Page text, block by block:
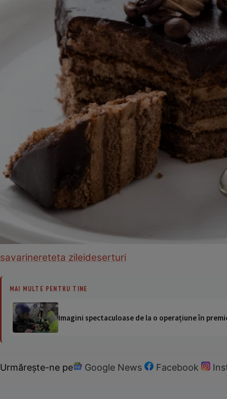
savarinereteta zileideserturi
MAI MULTE PENTRU TINE
Imagini spectaculoase de la o operațiune în
Urmărește-ne pe Google News Facebook